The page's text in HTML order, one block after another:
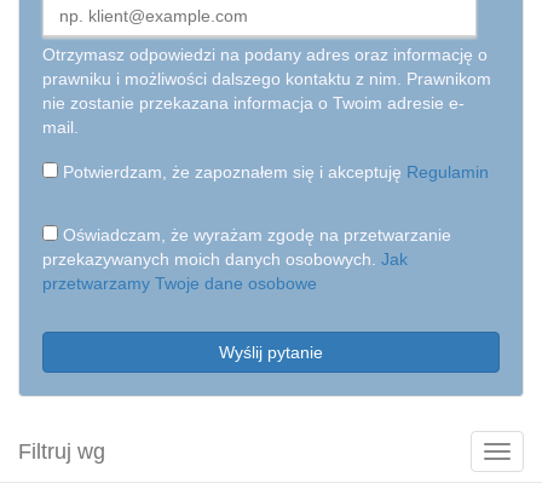
Pokaż
filtry
Filtruj wg
Otrzymasz odpowiedzi na podany adres oraz informację o
prawniku i możliwości dalszego kontaktu z nim. Prawnikom
nie zostanie przekazana informacja o Twoim adresie e-
mail.
Potwierdzam, że zapoznałem się i akceptuję Regulamin
Oświadczam, że wyrażam zgodę na przetwarzanie
przekazywanych moich danych osobowych. Jak
przetwarzamy Twoje dane osobowe
Wyślij pytanie